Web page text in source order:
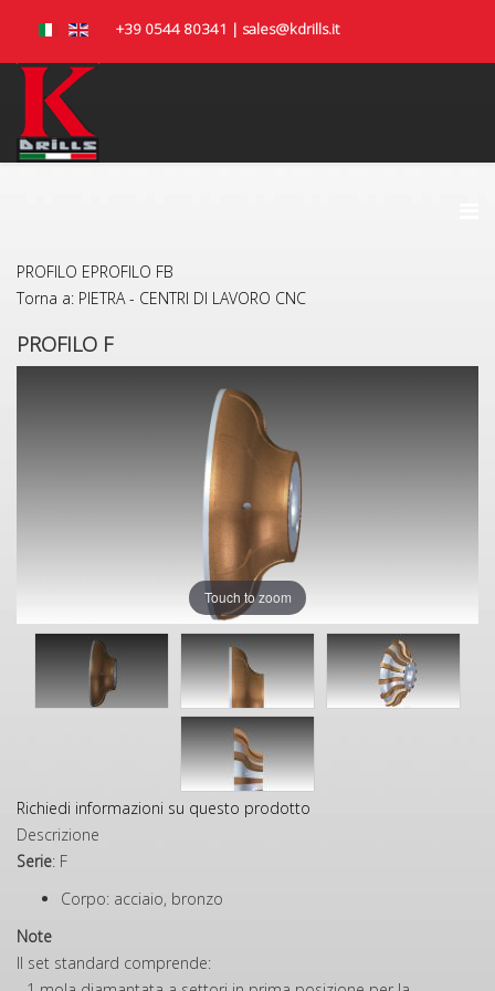
+39 0544 80341 | sales@kdrills.it
PROFILO EPROFILO FB
Torna a: PIETRA - CENTRI DI LAVORO CNC
PROFILO F
Touch to zoom
Richiedi informazioni su questo prodotto
Descrizione
Serie: F
Corpo: acciaio, bronzo
Note
Il set standard comprende: